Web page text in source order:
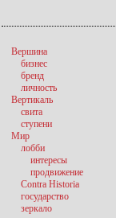
Вершина
бизнес
бренд
личность
Вертикаль
свита
ступени
Мир
лобби
интересы
продвижение
Contra Historia
государство
зеркало